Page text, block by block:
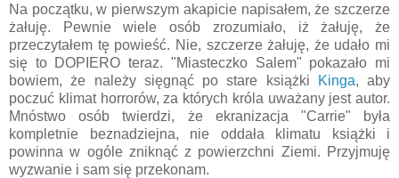
Na początku, w pierwszym akapicie napisałem, że szczerze
żałuję. Pewnie wiele osób zrozumiało, iż żałuję, że
przeczytałem tę powieść. Nie, szczerze żałuję, że udało mi
się to DOPIERO teraz. "Miasteczko Salem" pokazało mi
bowiem, że należy sięgnąć po stare książki
Kinga, aby
poczuć klimat horrorów, za których króla uważany jest autor.
Mnóstwo osób twierdzi, że ekranizacja "Carrie" była
kompletnie beznadziejna, nie oddała klimatu książki i
powinna w ogóle zniknąć z powierzchni Ziemi. Przyjmuję
wyzwanie i sam się przekonam.